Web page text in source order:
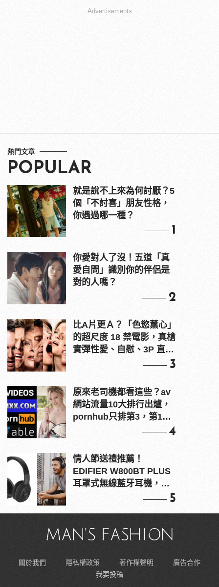
Advertisements
熱門文章
POPULAR
就是說不上來為何討厭？5
個「不討喜」朋友性格，
你遇過哪一種？
1
你愛對人了沒！五道「真
愛自問」識別你的伴侶是
對的人嗎？
2
比A片更Ａ？「色慾薰心」
的超尺度 18 禁電影，真槍
實彈性愛、自慰、3P 直接
3
原來老司機都看這些？av
網站流量10大排行出爐，
pornhub只排第3，第1名
4
情人節送禮推薦！
EDIFIER W800BT PLUS
耳罩式無線藍牙耳機，在
5
關於我們 隱私權政策 著作權聲明
廣告合作
我要投稿